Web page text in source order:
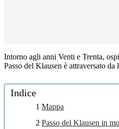
Intorno agli anni Venti e Trenta,
Passo del Klausen è attraversato
Indice
1 Mappa
2 Passo del Klausen in